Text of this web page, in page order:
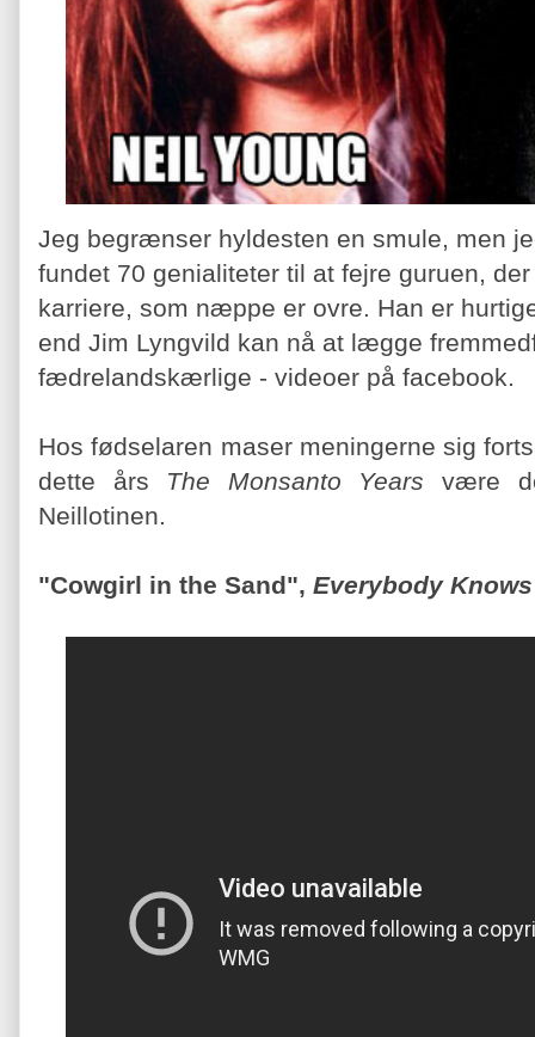
Jeg begrænser hyldesten en smule, men
fundet 70 genialiteter til at fejre guruen,
karriere, som næppe er ovre. Han er
end Jim Lyngvild kan nå at lægge
fædrelandskærlige - videoer på facebook.
Hos fødselaren maser meningerne sig
dette års The Monsanto Years være
Neillotinen.
"Cowgirl in the Sand", Everybody